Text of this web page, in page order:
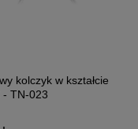
kolczyk w kształcie
- TN-023